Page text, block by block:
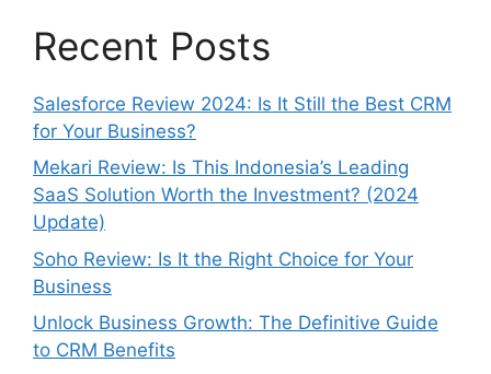
Recent Posts
Salesforce Review 2024: Is It Still the Best CRM
for Your Business?
Mekari Review: Is This Indonesia’s Leading
SaaS Solution Worth the Investment? (2024
Update)
Soho Review: Is It the Right Choice for Your
Business
Unlock Business Growth: The Definitive Guide
to CRM Benefits